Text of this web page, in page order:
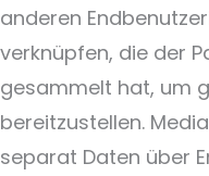
anderen
verknüpfen, die der
gesammelt hat, um
bereitzustellen.
separat Daten über